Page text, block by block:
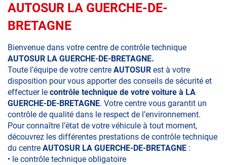
AUTOSUR LA GUERCHE-DE-
BRETAGNE
Bienvenue dans votre centre de contrôle technique
AUTOSUR LA GUERCHE-DE-BRETAGNE.
Toute l’équipe de votre centre AUTOSUR est à votre
disposition pour vous apporter des conseils de sécurité et
effectuer le contrôle technique de votre voiture à LA
GUERCHE-DE-BRETAGNE. Votre centre vous garantit un
contrôle de qualité dans le respect de l’environnement.
Pour connaître l’état de votre véhicule à tout moment,
découvrez les différentes prestations de contrôle technique
du centre AUTOSUR LA GUERCHE-DE-BRETAGNE :
• le contrôle technique obligatoire